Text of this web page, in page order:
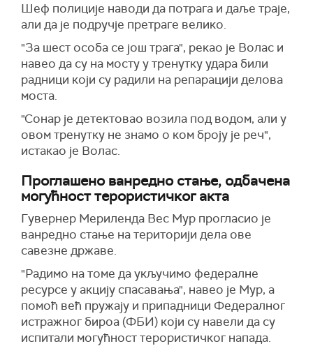
Шеф полиције наводи да потрага и даље траје,
али да је подручје претраге велико.
"За шест особа се још трага", рекао је Волас и
навео да су на мосту у тренутку удара били
радници који су радили на репарацији делова
моста.
"Сонар је детектовао возила под водом, али у
овом тренутку не знамо о ком броју је реч",
истакао је Волас.
Проглашено ванредно стање, одбачена
могућност терористичког акта
Гувернер Мериленда Вес Мур прогласио је
ванредно стање на територији дела ове
савезне државе.
"Радимо на томе да укључимо федералне
ресурсе у акцију спасавања", навео је Мур, а
помоћ већ пружају и припадници Федералног
истражног бироа (ФБИ) који су навели да су
испитали могућност терористичког напада.